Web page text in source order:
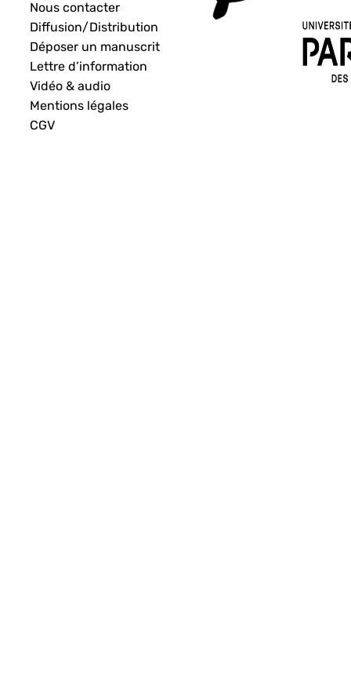
Nous contacter
Diffusion/Distribution
Déposer un manuscrit
Lettre d’information
Vidéo & audio
Mentions légales
CGV